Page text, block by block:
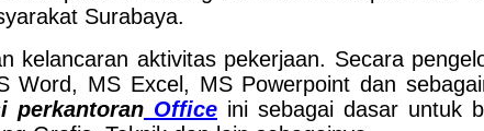
Surabaya.
kelancaran aktivitas pekerjaan. Secara
MS Excel, MS Powerpoint dan
perkantoran Office ini sebagai dasar untuk